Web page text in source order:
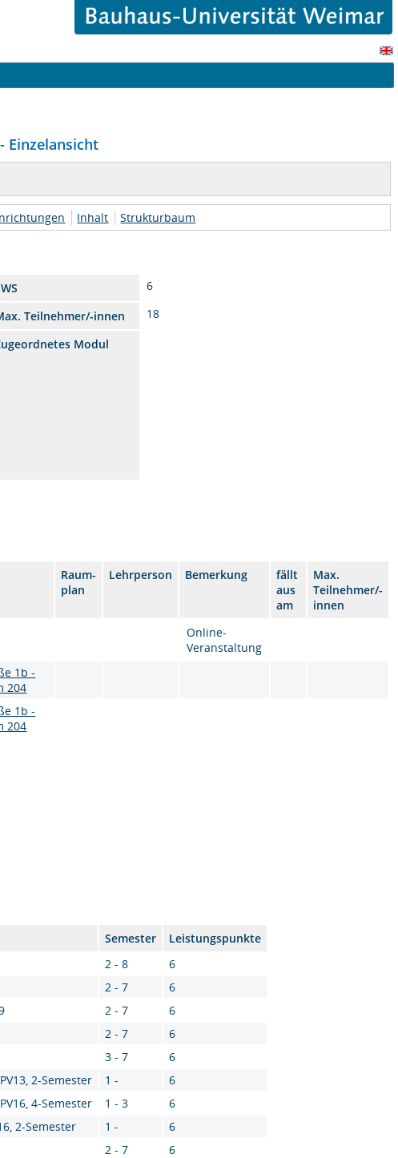
Einzelansicht
Inhalt Strukturbaum
6
Teilnehmer/-innen
18
Modul
Raum-
plan
Lehrperson Bemerkung
fällt
aus
am
Max.
Teilnehmer/-
innen
Online-
Veranstaltung
1b -
204
1b -
204
Semester
Leistungspunkte
2 - 8
6
2 - 7
6
2 - 7
6
2 - 7
6
3 - 7
6
2-Semester 1 -
6
4-Semester 1 - 3
6
2-Semester 1 -
6
2 - 7
6